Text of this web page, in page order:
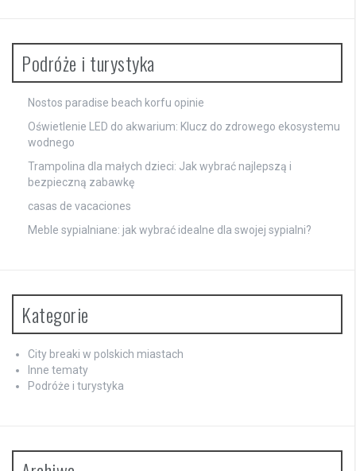
Podróże i turystyka
Nostos paradise beach korfu opinie
Oświetlenie LED do akwarium: Klucz do zdrowego ekosystemu
wodnego
Trampolina dla małych dzieci: Jak wybrać najlepszą i
bezpieczną zabawkę
casas de vacaciones
Meble sypialniane: jak wybrać idealne dla swojej sypialni?
Kategorie
City breaki w polskich miastach
Inne tematy
Podróże i turystyka